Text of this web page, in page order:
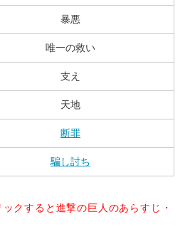
暴悪
唯一の救い
支え
天地
断罪
騙し討ち
クすると進撃の巨人のあらすじ・